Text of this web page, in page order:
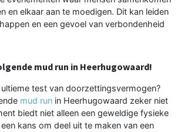
en elkaar aan te moedigen. Dit kan leiden
en een gevoel van verbondenheid
mud run in Heerhugowaard!
test van doorzettingsvermogen?
mud run in Heerhugowaard zeker niet
biedt niet alleen een geweldige fysieke
kans om deel uit te maken van een